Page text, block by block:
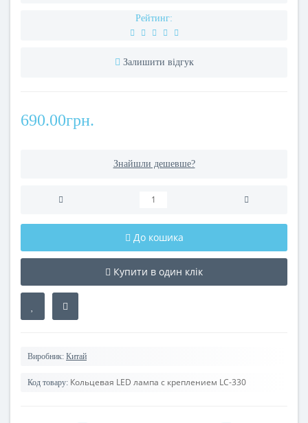
Рейтинг:
Залишити відгук
690.00грн.
Знайшли дешевше?
До кошика
Купити в один клік
Виробник: Китай
Код товару: Кольцевая LED лампа с креплением LC-330